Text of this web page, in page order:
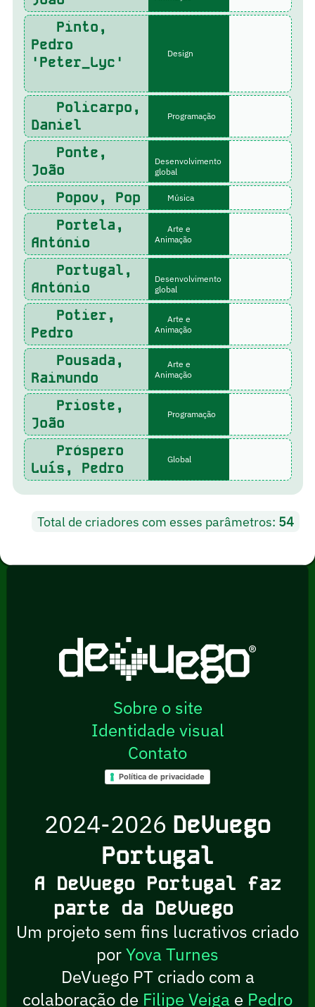
Pinto,
Pedro
'Peter_Lyc'
Design
Policarpo,
Daniel
Programação
Ponte,
João
Desenvolvimento
global
Popov, Pop Música
Portela,
António
Arte e
Animação
Portugal,
António
Desenvolvimento
global
Potier,
Pedro
Arte e
Animação
Pousada,
Raimundo
Arte e
Animação
Prioste,
João
Programação
Próspero
Luís, Pedro
Global
Total de criadores com esses parâmetros: 54
Sobre o site
Identidade visual
Contato
Política de privacidade
2024-2026 DeVuego
Portugal
A DeVuego Portugal faz
parte da DeVuego
Um projeto sem fins lucrativos criado
porYova Turnes
DeVuego PT criado com a
colaboração de Filipe Veiga e Pedro